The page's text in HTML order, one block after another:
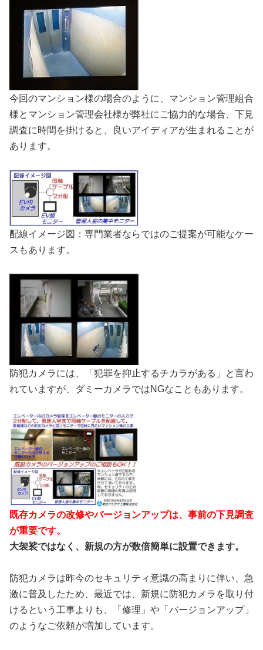
今回のマンション様の場合のように、マンション管理組合
様とマンション管理会社様が弊社にご協力的な場合、下見
調査に時間を掛けると、良いアイディアが生まれることが
あります。
配線イメージ図：専門業者ならではのご提案が可能なケー
スもあります。
防犯カメラには、「犯罪を抑止するチカラがある」と言わ
れていますが、ダミーカメラではNGなこともあります。
既存カメラの改修やバージョンアップは、事前の下見調査
が重要です。
大袈裟ではなく、新規の方が数倍簡単に設置できます。
防犯カメラは昨今のセキュリティ意識の高まりに伴い、急
激に普及したため、最近では、新規に防犯カメラを取り付
けるという工事よりも、「修理」や「バージョンアップ」
のようなご依頼が増加しています。